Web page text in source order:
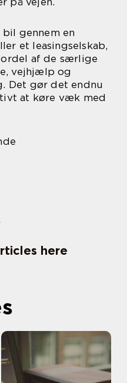
gennem en
et leasingselskab,
af de særlige
vejhjælp og
Det gør det endnu
at køre væk med
here